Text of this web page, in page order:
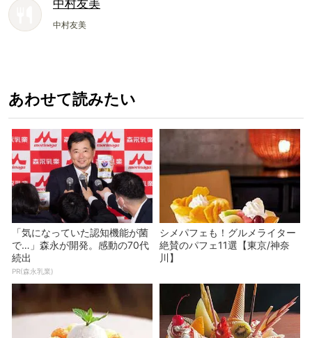
中村友美
中村友美
あわせて読みたい
「気になっていた認知機能が菌
で…」森永が開発。感動の70代
続出
PR(森永乳業)
シメパフェも！グルメライター
絶賛のパフェ11選【東京/神奈
川】